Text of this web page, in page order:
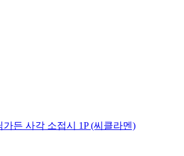
든 사각 소접시 1P (씨클라멘)